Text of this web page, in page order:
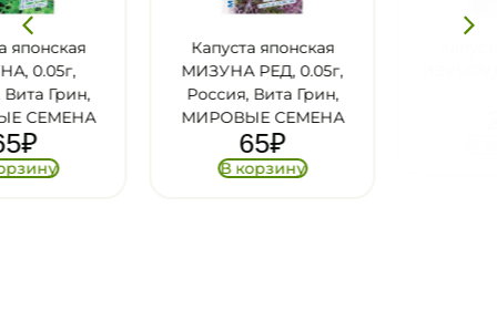
Капуста японская
МИЗУНА РЕД, 0.05г,
Россия, Вита Грин,
МИРОВЫЕ СЕМЕНА
Капуста японская
ИЗУМРУДНЫЙ УЗОР,